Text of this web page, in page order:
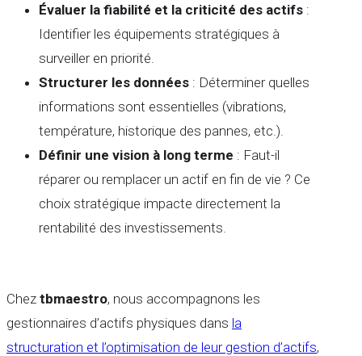
Évaluer la fiabilité et la criticité des actifs :
Identifier les équipements stratégiques à
surveiller en priorité.
Structurer les données : Déterminer quelles
informations sont essentielles (vibrations,
température, historique des pannes, etc.).
Définir une vision à long terme : Faut-il
réparer ou remplacer un actif en fin de vie ? Ce
choix stratégique impacte directement la
rentabilité des investissements.
Chez tbmaestro, nous accompagnons les
gestionnaires d’actifs physiques dans la
structuration et l’optimisation de leur gestion d’actifs,